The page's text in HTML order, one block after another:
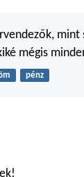
mégis
pénz